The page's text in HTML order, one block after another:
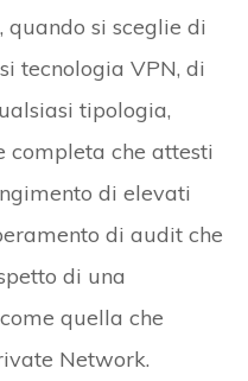
quando si sceglie di
tecnologia VPN, di
tipologia,
completa che attesti
di elevati
di audit che
di una
quella che
Network.